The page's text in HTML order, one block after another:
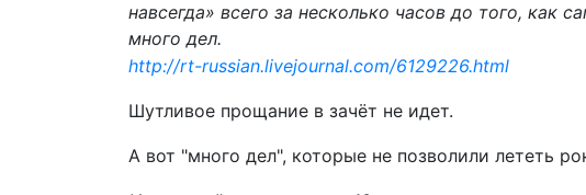
навсегда» всего за несколько часов до того, как
много дел.
http://rt-russian.livejournal.com/6129226.html
Шутливое прощание в зачёт не идет.
А вот "много дел", которые не позволили лететь